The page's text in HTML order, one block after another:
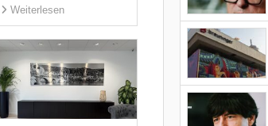
Weiterlesen